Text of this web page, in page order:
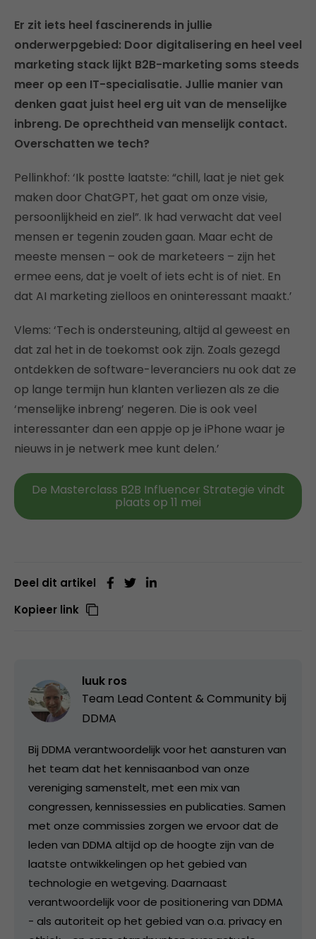
Er zit iets heel fascinerends in jullie
onderwerpgebied: Door digitalisering en heel veel
marketing stack lijkt B2B-marketing soms steeds
meer op een IT-specialisatie. Jullie manier van
denken gaat juist heel erg uit van de menselijke
inbreng. De oprechtheid van menselijk contact.
Overschatten we tech?
Pellinkhof: ‘Ik postte laatste: “chill, laat je niet gek
maken door ChatGPT, het gaat om onze visie,
persoonlijkheid en ziel”. Ik had verwacht dat veel
mensen er tegenin zouden gaan. Maar echt de
meeste mensen – ook de marketeers – zijn het
ermee eens, dat je voelt of iets echt is of niet. En
dat AI marketing zielloos en oninteressant maakt.’
Vlems: ‘Tech is ondersteuning, altijd al geweest en
dat zal het in de toekomst ook zijn. Zoals gezegd
ontdekken de software-leveranciers nu ook dat ze
op lange termijn hun klanten verliezen als ze die
‘menselijke inbreng’ negeren. Die is ook veel
interessanter dan een appje op je iPhone waar je
nieuws in je netwerk mee kunt delen.’
De Masterclass B2B Influencer Strategie vindt
plaats op 11 mei
Deel dit artikel
Kopieer link
luuk ros
Team Lead Content & Community bij
DDMA
Bij DDMA verantwoordelijk voor het aansturen van
het team dat het kennisaanbod van onze
vereniging samenstelt, met een mix van
congressen, kennissessies en publicaties. Samen
met onze commissies zorgen we ervoor dat de
leden van DDMA altijd op de hoogte zijn van de
laatste ontwikkelingen op het gebied van
technologie en wetgeving. Daarnaast
verantwoordelijk voor de positionering van DDMA
- als autoriteit op het gebied van o.a. privacy en